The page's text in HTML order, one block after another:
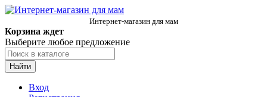
Интернет-магазин для мам
Корзина ждет
Выберите любое предложение
Найти
Вход